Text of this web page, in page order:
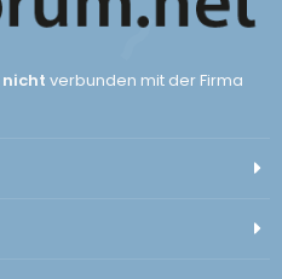
nicht verbunden mit der Firma